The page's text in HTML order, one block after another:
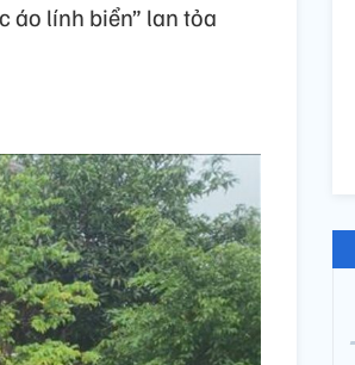
áo lính biển” lan tỏa